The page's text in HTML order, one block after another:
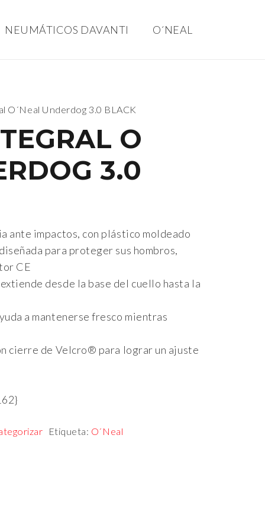
NEUMÁTICOS DAVANTI O´NEAL
O´Neal Underdog 3.0 BLACK
O
3.0
ante impactos, con plástico moldeado
para proteger sus hombros,
CE
desde la base del cuello hasta la
a mantenerse fresco mientras
cierre de Velcro® para lograr un ajuste
Etiqueta: O´Neal